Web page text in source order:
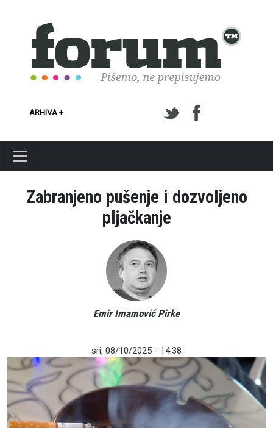
ARHIVA +
Zabranjeno pušenje i dozvoljeno
pljačkanje
Emir Imamović Pirke
sri, 08/10/2025 - 14:38